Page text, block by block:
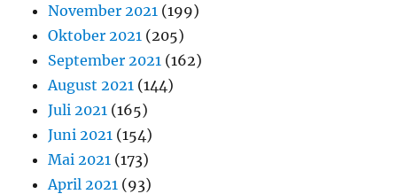
November 2021 (199)
Oktober 2021 (205)
September 2021 (162)
August 2021 (144)
Juli 2021 (165)
Juni 2021 (154)
Mai 2021 (173)
April 2021 (93)